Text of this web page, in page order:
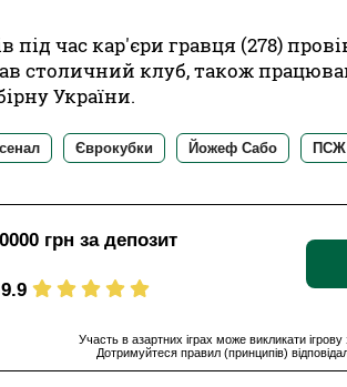
під час кар'єри гравця (278)
столичний клуб, також
України.
Єврокубки Йожеф Сабо ПСЖ
грн за депозит
9.9
Участь в азартних іграх може викликати ігрову
Дотримуйтеся правил (принципів)